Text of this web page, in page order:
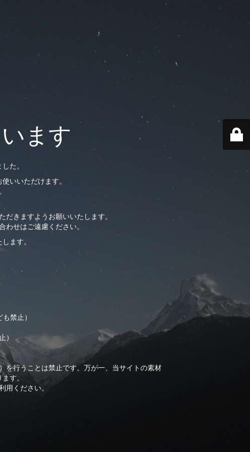
ます
た。
いいただけます。
きますようお願いいたします。
せはご遠慮ください。
ます。
禁止）
）
行うことは禁止です。万が一、当サイトの素材
す。
ください。